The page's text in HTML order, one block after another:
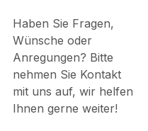
Haben Sie Fragen,
Wünsche oder
Anregungen? Bitte
nehmen Sie Kontakt
mit uns auf, wir helfen
Ihnen gerne weiter!